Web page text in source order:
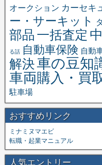
オークション カーセキ
ー・サーキット
部品 一括査定
る話 自動車保険 自動
解決車の豆知
車両購入・買
駐車場
おすすめリンク
ミナミヌマエビ
転職・起業マニュアル
人気エントリー